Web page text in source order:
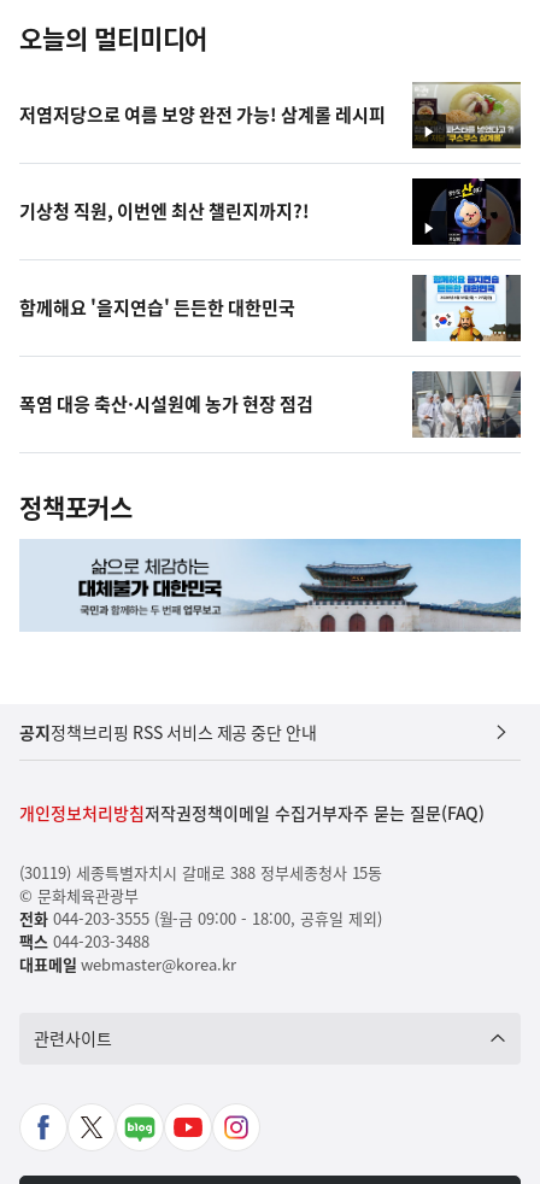
오늘의 멀티미디어
영
상
저염저당으로 여름 보양 완전 가능! 삼계롤 레시피
영
상
기상청 직원, 이번엔 최산 챌린지까지?!
함께해요 '을지연습' 든든한 대한민국
폭염 대응 축산·시설원예 농가 현장 점검
정책포커스
공지정책브리핑 RSS 서비스 제공 중단 안내
개인정보처리방침저작권정책이메일 수집거부자주 묻는 질문(FAQ)
(30119) 세종특별자치시 갈매로 388 정부세종청사 15동
© 문화체육관광부
전화044-203-3555 (월-금 09:00 - 18:00, 공휴일 제외)
팩스044-203-3488
대표메일 webmaster@korea.kr
관련사이트
페
X
네
유
인